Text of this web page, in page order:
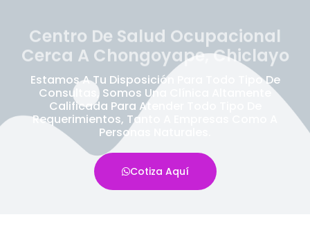
Centro De Salud Ocupacional
Cerca A Chongoyape, Chiclayo
Estamos A Tu Disposición Para Todo Tipo De
Consultas, Somos Una Clínica Altamente
Calificada Para Atender Todo Tipo De
Requerimientos, Tanto A Empresas Como A
Personas Naturales.
Cotiza Aquí